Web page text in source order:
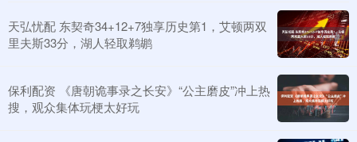
天弘忧配 东契奇34+12+7独享历史第1，艾顿两双
里夫斯33分，湖人轻取鹈鹕
保利配资 《唐朝诡事录之长安》“公主磨皮”冲上热
搜，观众集体玩梗太好玩